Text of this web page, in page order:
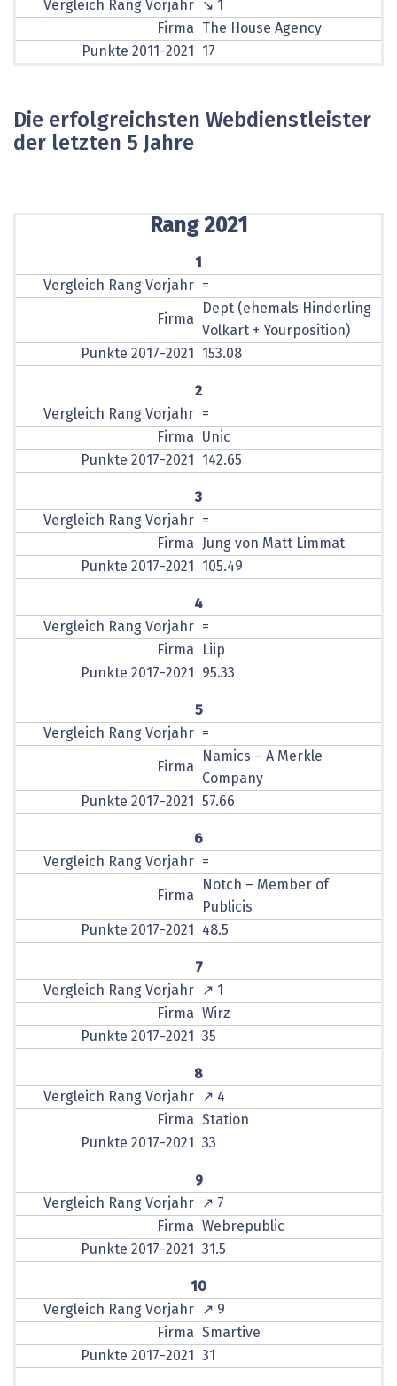
Vergleich Rang Vorjahr
↘ 1
Firma
The House Agency
Punkte 2011-2021
17
Die erfolgreichsten Webdienstleister
der letzten 5 Jahre
Rang 2021
1
Vergleich Rang Vorjahr
=
Firma
Dept (ehemals Hinderling
Volkart + Yourposition)
Punkte 2017-2021
153.08
2
Vergleich Rang Vorjahr
=
Firma
Unic
Punkte 2017-2021
142.65
3
Vergleich Rang Vorjahr
=
Firma
Jung von Matt Limmat
Punkte 2017-2021
105.49
4
Vergleich Rang Vorjahr
=
Firma
Liip
Punkte 2017-2021
95.33
5
Vergleich Rang Vorjahr
=
Firma
Namics – A Merkle
Company
Punkte 2017-2021
57.66
6
Vergleich Rang Vorjahr
=
Firma
Notch – Member of
Publicis
Punkte 2017-2021
48.5
7
Vergleich Rang Vorjahr
↗ 1
Firma
Wirz
Punkte 2017-2021
35
8
Vergleich Rang Vorjahr
↗ 4
Firma
Station
Punkte 2017-2021
33
9
Vergleich Rang Vorjahr
↗ 7
Firma
Webrepublic
Punkte 2017-2021
31.5
10
Vergleich Rang Vorjahr
↗ 9
Firma
Smartive
Punkte 2017-2021
31